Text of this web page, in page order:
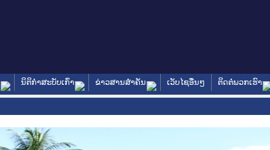
ນິຕິກໍາສະບັບເກົ່າ ຂ່າວສານສໍາຄັນ ເວັບໄຊອື່ນໆ ຕິດຕໍ່ພວກເຮົາ